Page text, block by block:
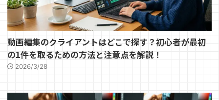
動画編集のクライアントはどこで探す？初心者が最初
の1件を取るための方法と注意点を解説！
2026/3/28